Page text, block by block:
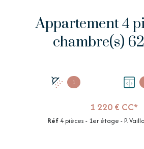
Appartement 4 pièce(s) 2
1
1 220 € CC*
Réf 4 pièces - 1er étage - P.